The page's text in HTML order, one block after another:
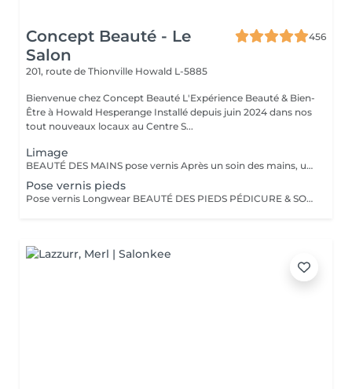
Concept Beauté - Le
Salon
456
201, route de Thionville Howald L-5885
Bienvenue chez Concept Beauté L'Expérience Beauté & Bien-
Être à Howald Hesperange Installé depuis juin 2024 dans nos
tout nouveaux locaux au Centre S...
Limage
BEAUTÉ DES MAINS pose vernis Après un soin des mains, une pose vernis : Limage et mise en forme des ongles Application d'un vernis Longwear ProNails longue tenue ou semi-permanent (en option) Une pause bien-être idéale pour retrouver des mains soignées et élégantes.
Pose vernis pieds
Pose vernis Longwear BEAUTÉ DES PIEDS PÉDICURE & SOINS EXPERTS Nos soins des pieds sont conçus pour allier esthétique et bien-être, en apportant confort, douceur et élégance à vos pieds. Tous nos soins sont réalisés dans des cabines dédiées, équipées de fauteuils Pedi Spa avec bain de pieds intégré, pour une expérience alliant détente et expertise. Nous utilisons les produits spécifiques de la toute nouvelle gamme pieds de ProNails, formulée pour nourrir, réparer et protéger vos pieds en profondeur.